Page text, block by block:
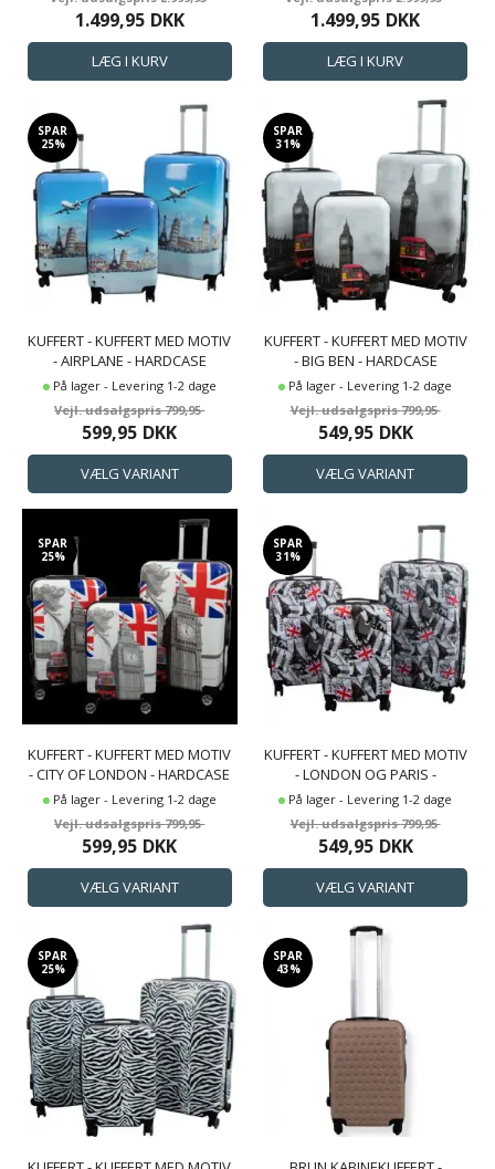
1.499,95 DKK 1.499,95 DKK
SPAR
25%
KUFFERT - KUFFERT MED MOTIV
- AIRPLANE - HARDCASE
LETVÆGT KUFFERT
På lager - Levering 1-2 dage
799,95
599,95 DKK
SPAR
31%
KUFFERT - KUFFERT MED MOTIV
- BIG BEN - HARDCASE
LETVÆGT KUFFERT MED 4 HJUL
På lager - Levering 1-2 dage
799,95
549,95 DKK
SPAR
25%
KUFFERT - KUFFERT MED MOTIV
- CITY OF LONDON - HARDCASE
LETVÆGT KUFFERT
På lager - Levering 1-2 dage
799,95
599,95 DKK
SPAR
31%
KUFFERT - KUFFERT MED MOTIV
- LONDON OG PARIS -
HARDCASE LETVÆGT KUFFERT
På lager - Levering 1-2 dage
799,95
549,95 DKK
SPAR
25%
SPAR
43%